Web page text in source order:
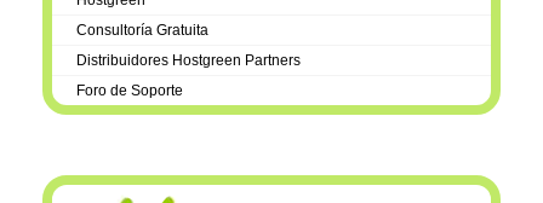
Consultoría Gratuita
Distribuidores Hostgreen Partners
Foro de Soporte